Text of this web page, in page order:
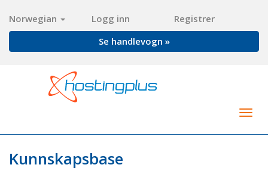
Norwegian Logg inn
Registrer
Se handlevogn »
Kunnskapsbase